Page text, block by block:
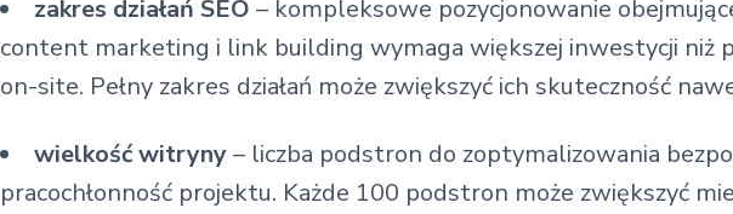
zakres działań SEO – kompleksowe pozycjonowanie
content marketing i link building wymaga większej inwestycji niż
on-site. Pełny zakres działań może zwiększyć ich skuteczność
wielkość witryny– liczba podstron do zoptymalizowania
pracochłonność projektu. Każde 100 podstron może zwiększyć